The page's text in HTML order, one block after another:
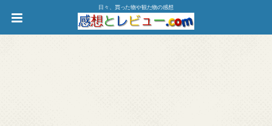
日々、買った物や観た物の感想